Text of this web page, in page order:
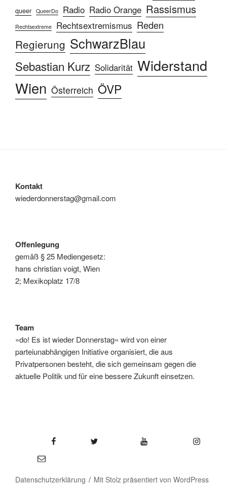
queer QueerDo Radio Radio Orange Rassismus
Rechtsextreme Rechtsextremismus Reden
Regierung SchwarzBlau
Sebastian Kurz Solidarität Widerstand
Wien Österreich ÖVP
Kontakt
wiederdonnerstag@gmail.com
Offenlegung
gemäß § 25 Mediengesetz:
hans christian voigt, Wien
2; Mexikoplatz 17/8
Team
»do! Es ist wieder Donnerstag« wird von einer
parteiunabhängigen Initiative organisiert, die aus
Privatpersonen besteht, die sich gemeinsam gegen die
aktuelle Politik und für eine bessere Zukunft einsetzen.
E-Mail
Datenschutzerklärung Mit Stolz präsentiert von WordPress